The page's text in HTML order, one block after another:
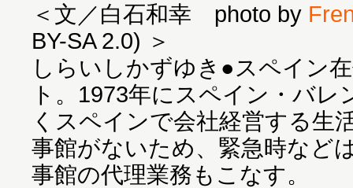
＜文／白石和幸 photo by
BY-SA 2.0) ＞
しらいしかずゆき●スペイン
ト。1973年にスペイン・バレ
くスペインで会社経営する生
事館がないため、緊急時など
事館の代理業務もこなす。